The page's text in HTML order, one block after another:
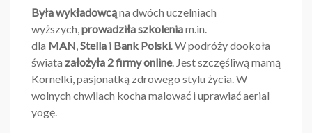
Była wykładowcąna dwóch uczelniach
wyższych,prowadziła szkoleniam.in.
dla MAN,Stella i Bank Polski. W podróży dookoła
świata założyła 2 firmy online. Jest szczęśliwą mamą
Kornelki, pasjonatką zdrowego stylu życia. W
wolnych chwilach kocha malować i uprawiać aerial
yogę.